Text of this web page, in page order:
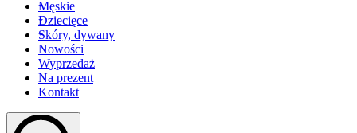
Męskie
Dziecięce
Skóry, dywany
Nowości
Wyprzedaż
Na prezent
Kontakt